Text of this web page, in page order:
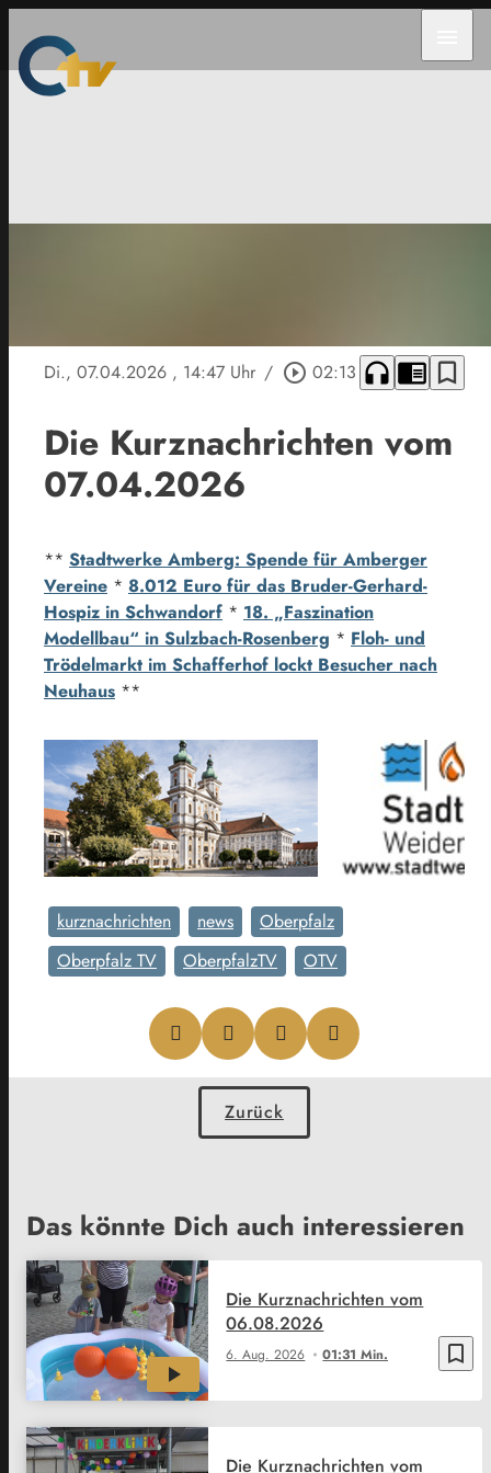
Di., 07.04.2026 , 14:47 Uhr / play_circle_outline 02:13 headphones chrome_reader_mode bookmark_border
Die Kurznachrichten vom
07.04.2026
** Stadtwerke Amberg: Spende für Amberger
Vereine * 8.012 Euro für das Bruder-Gerhard-
Hospiz in Schwandorf * 18. „Faszination
Modellbau“ in Sulzbach-Rosenberg * Floh- und
Trödelmarkt im Schafferhof lockt Besucher nach
Neuhaus **
kurznachrichten news
Oberpfalz
Oberpfalz TV
OberpfalzTV OTV
Zurück
Das könnte Dich auch interessieren
bookmark_border
6. Aug. 2026 01:31 Min.
Die Kurznachrichten vom
06.08.2026
Die Kurznachrichten vom